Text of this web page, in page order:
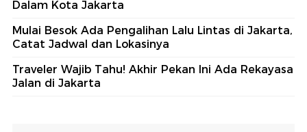
Dalam Kota Jakarta
Mulai Besok Ada Pengalihan Lalu Lintas di Jakarta,
Catat Jadwal dan Lokasinya
Traveler Wajib Tahu! Akhir Pekan Ini Ada Rekayasa
Jalan di Jakarta